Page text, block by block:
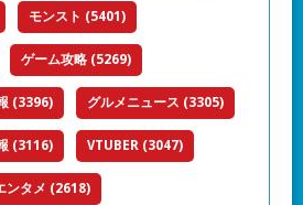
モンスト (5401)
ゲーム攻略 (5269)
(3396) グルメニュース (3305)
(3116) VTUBER (3047)
ンタメ (2618)